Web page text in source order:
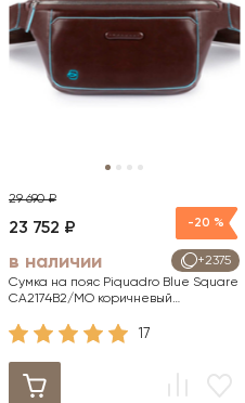
29 690 ₽
-20 %
+2375
23 752 ₽
в наличии
Сумка на пояс Piquadro Blue Square
CA2174B2/MO коричневый
17